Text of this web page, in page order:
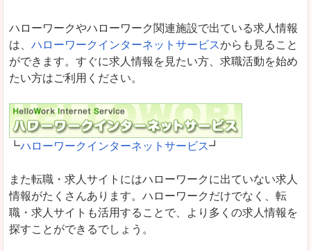
ハローワークやハローワーク関連施設で出ている求人情報
は、 ハローワークインターネットサービスからも見ること
ができます。すぐに求人情報を見たい方、求職活動を始め
たい方はご利用ください。
┗ハローワークインターネットサービス┛
また転職・求人サイトにはハローワークに出ていない求人
情報がたくさんあります。ハローワークだけでなく、転
職・求人サイトも活用することで、より多くの求人情報を
探すことができるでしょう。